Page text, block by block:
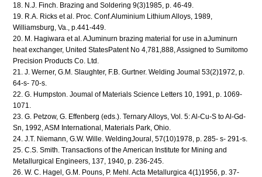
18. N.J. Finch. Brazing and Soldering 9(3)1985, p. 46-49.
19. R.A. Ricks et al. Proc. Conf.Aluminium Lithium Alloys, 1989,
Williamsburg, Va., p.441-449.
20. M. Hagiwara et al. AJuminurn brazing material for use in aJuminurn
heat exchanger, United StatesPatent No 4,781,888, Assigned to Sumitomo
Precision Products Co. Ltd.
21. J. Werner, G.M. Slaughter, F.B. Gurtner. Welding Joumal 53(2)1972, p.
64-s- 70-s.
22. G. Humpston. Joumal of Materials Science Letters 10, 1991, p. 1069-
1071.
23. G. Petzow, G. Effenberg (eds.). Ternary Alloys, Vol. 5: Al-Cu-S to Al-Gd-
Sn, 1992, ASM International, Materials Park, Ohio.
24. J.T. Niemann, G.W. Wille. WeldingJoural, 57(10)1978, p. 285- s- 291-s.
25. C.S. Smith. Transactions of the American Institute for Mining and
Metallurgical Engineers, 137, 1940, p. 236-245.
26. W. C. Hagel, G.M. Pouns, P. Mehl. Acta Metallurgica 4(1)1956, p. 37-